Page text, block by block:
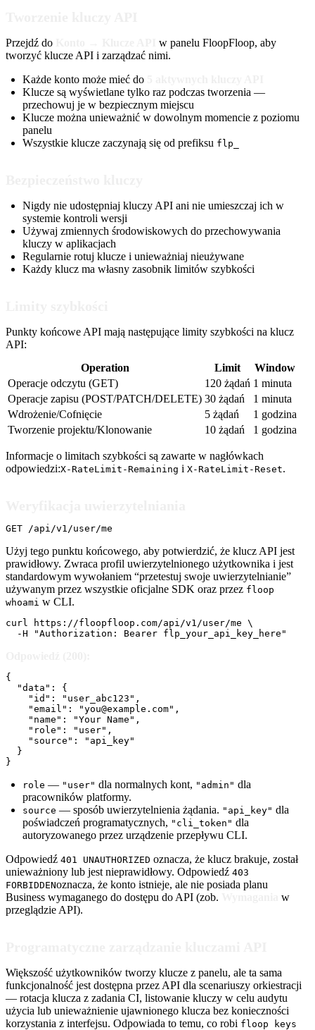
Przejdź do
w panelu FloopFloop, aby
tworzyć klucze API i zarządzać nimi.
Każde konto może mieć do
Klucze są wyświetlane tylko raz podczas tworzenia —
przechowuj je w bezpiecznym miejscu
Klucze można unieważnić w dowolnym momencie z poziomu
panelu
Wszystkie klucze zaczynają się od prefiksu flp_
Nigdy nie udostępniaj kluczy API ani nie umieszczaj ich w
systemie kontroli wersji
Używaj zmiennych środowiskowych do przechowywania
kluczy w aplikacjach
Regularnie rotuj klucze i unieważniaj nieużywane
Każdy klucz ma własny zasobnik limitów szybkości
Punkty końcowe API mają następujące limity szybkości na klucz
API:
Operation
Limit
Window
Operacje odczytu (GET)
120 żądań 1 minuta
Operacje zapisu (POST/PATCH/DELETE) 30 żądań
1 minuta
Wdrożenie/Cofnięcie
5 żądań
1 godzina
Tworzenie projektu/Klonowanie
10 żądań 1 godzina
Informacje o limitach szybkości są zawarte w nagłówkach
odpowiedzi:X-RateLimit-Remaining i X-RateLimit-Reset.
GET /api/v1/user/me
Użyj tego punktu końcowego, aby potwierdzić, że klucz API jest
prawidłowy. Zwraca profil uwierzytelnionego użytkownika i jest
standardowym wywołaniem “przetestuj swoje uwierzytelnianie”
używanym przez wszystkie oficjalne SDK oraz przez floop
whoami w CLI.
curl https://floopfloop.com/api/v1/user/me \
  -H "Authorization: Bearer flp_your_api_key_here"
{
  "data": {
    "id": "user_abc123",
    "email": "you@example.com",
    "name": "Your Name",
    "role": "user",
    "source": "api_key"
  }
}
role — "user" dla normalnych kont, "admin" dla
pracowników platformy.
source — sposób uwierzytelnienia żądania. "api_key" dla
poświadczeń programatycznych, "cli_token" dla
autoryzowanego przez urządzenie przepływu CLI.
Odpowiedź 401 UNAUTHORIZED oznacza, że klucz brakuje, został
unieważniony lub jest nieprawidłowy. Odpowiedź 403
FORBIDDENoznacza, że konto istnieje, ale nie posiada planu
Business wymaganego do dostępu do API (zob.
w
przeglądzie API).
Większość użytkowników tworzy klucze z panelu, ale ta sama
funkcjonalność jest dostępna przez API dla scenariuszy orkiestracji
— rotacja klucza z zadania CI, listowanie kluczy w celu audytu
użycia lub unieważnienie ujawnionego klucza bez konieczności
korzystania z interfejsu. Odpowiada to temu, co robi floop keys